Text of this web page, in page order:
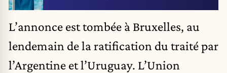
L’annonce est tombée à Bruxelles, au
lendemain de la ratification du traité par
l’Argentine et l’Uruguay. L’Union